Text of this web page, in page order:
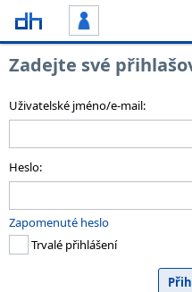
Zadejte své
Uživatelské jméno/e-mail:
Heslo:
Zapomenuté heslo
Trvalé přihlášení